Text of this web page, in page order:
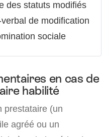
des statuts modifiés
de modification
sociale
en cas de
habilité
prestataire (un
agréé ou un